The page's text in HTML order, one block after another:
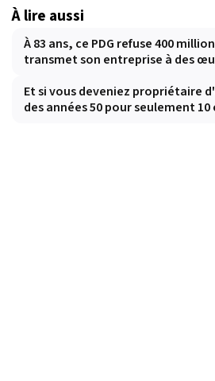
À lire aussi
À 83 ans, ce PDG refuse 400
transmet son entreprise à des
Et si vous deveniez propriétaire
des années 50 pour seulement 10